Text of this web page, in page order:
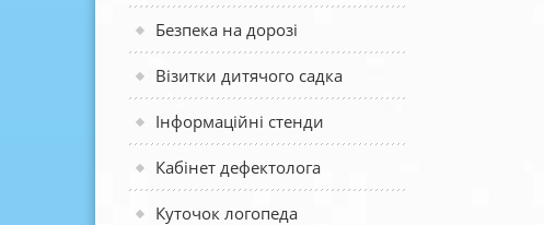
Безпека на дорозі
Візитки дитячого садка
Інформаційні стенди
Кабінет дефектолога
Куточок логопеда